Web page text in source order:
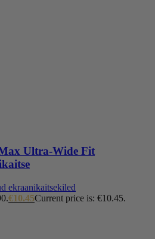
Ultra-Wide Fit
ekraanikaitsekiled
€10.45Current price is: €10.45.